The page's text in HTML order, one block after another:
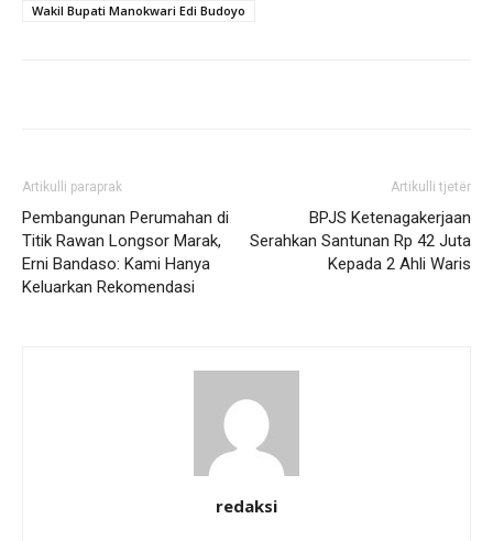
Wakil Bupati Manokwari Edi Budoyo
Artikulli paraprak
Pembangunan Perumahan di
Titik Rawan Longsor Marak,
Erni Bandaso: Kami Hanya
Keluarkan Rekomendasi
Artikulli tjetër
BPJS Ketenagakerjaan
Serahkan Santunan Rp 42 Juta
Kepada 2 Ahli Waris
redaksi